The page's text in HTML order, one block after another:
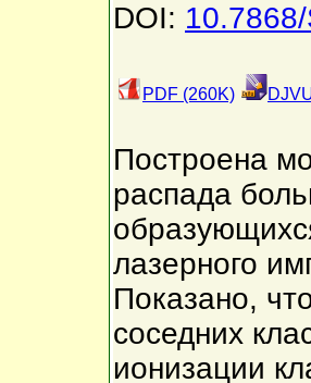
DOI:
PDF (260K)
Построена
распада
лазерного
Показано,
соседних
ионизации